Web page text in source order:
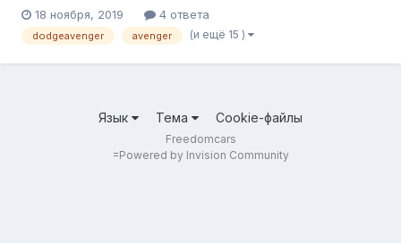
Gasket Set Прокладка поддона картера на Додж Авенгер 08-
11 год .В наличии. Подходит на многие модели авто...
18 ноября, 2019 4 ответа
dodgeavenger avenger (и ещё 15 )
Язык Тема Cookie-файлы
Freedomcars
=Powered by Invision Community